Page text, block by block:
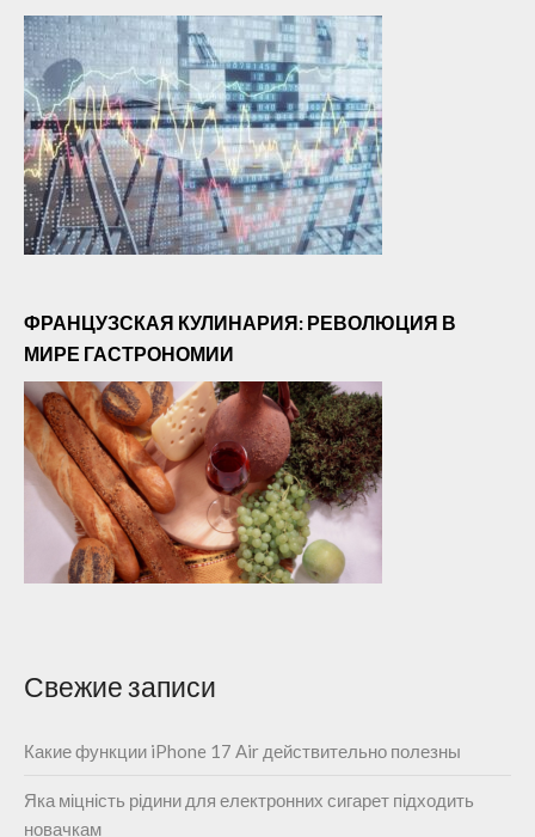
ФРАНЦУЗСКАЯ КУЛИНАРИЯ: РЕВОЛЮЦИЯ В
МИРЕ ГАСТРОНОМИИ
Свежие записи
Какие функции iPhone 17 Air действительно полезны
Яка міцність рідини для електронних сигарет підходить
новачкам